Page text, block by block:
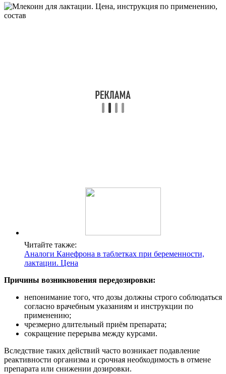
Читайте также:
Аналоги Канефрона в таблетках при беременности,
лактации. Цена
Причины возникновения передозировки:
непонимание того, что дозы должны строго соблюдаться
согласно врачебным указаниям и инструкции по
применению;
чрезмерно длительный приём препарата;
сокращение перерыва между курсами.
Вследствие таких действий часто возникает подавление
реактивности организма и срочная необходимость в отмене
препарата или снижении дозировки.